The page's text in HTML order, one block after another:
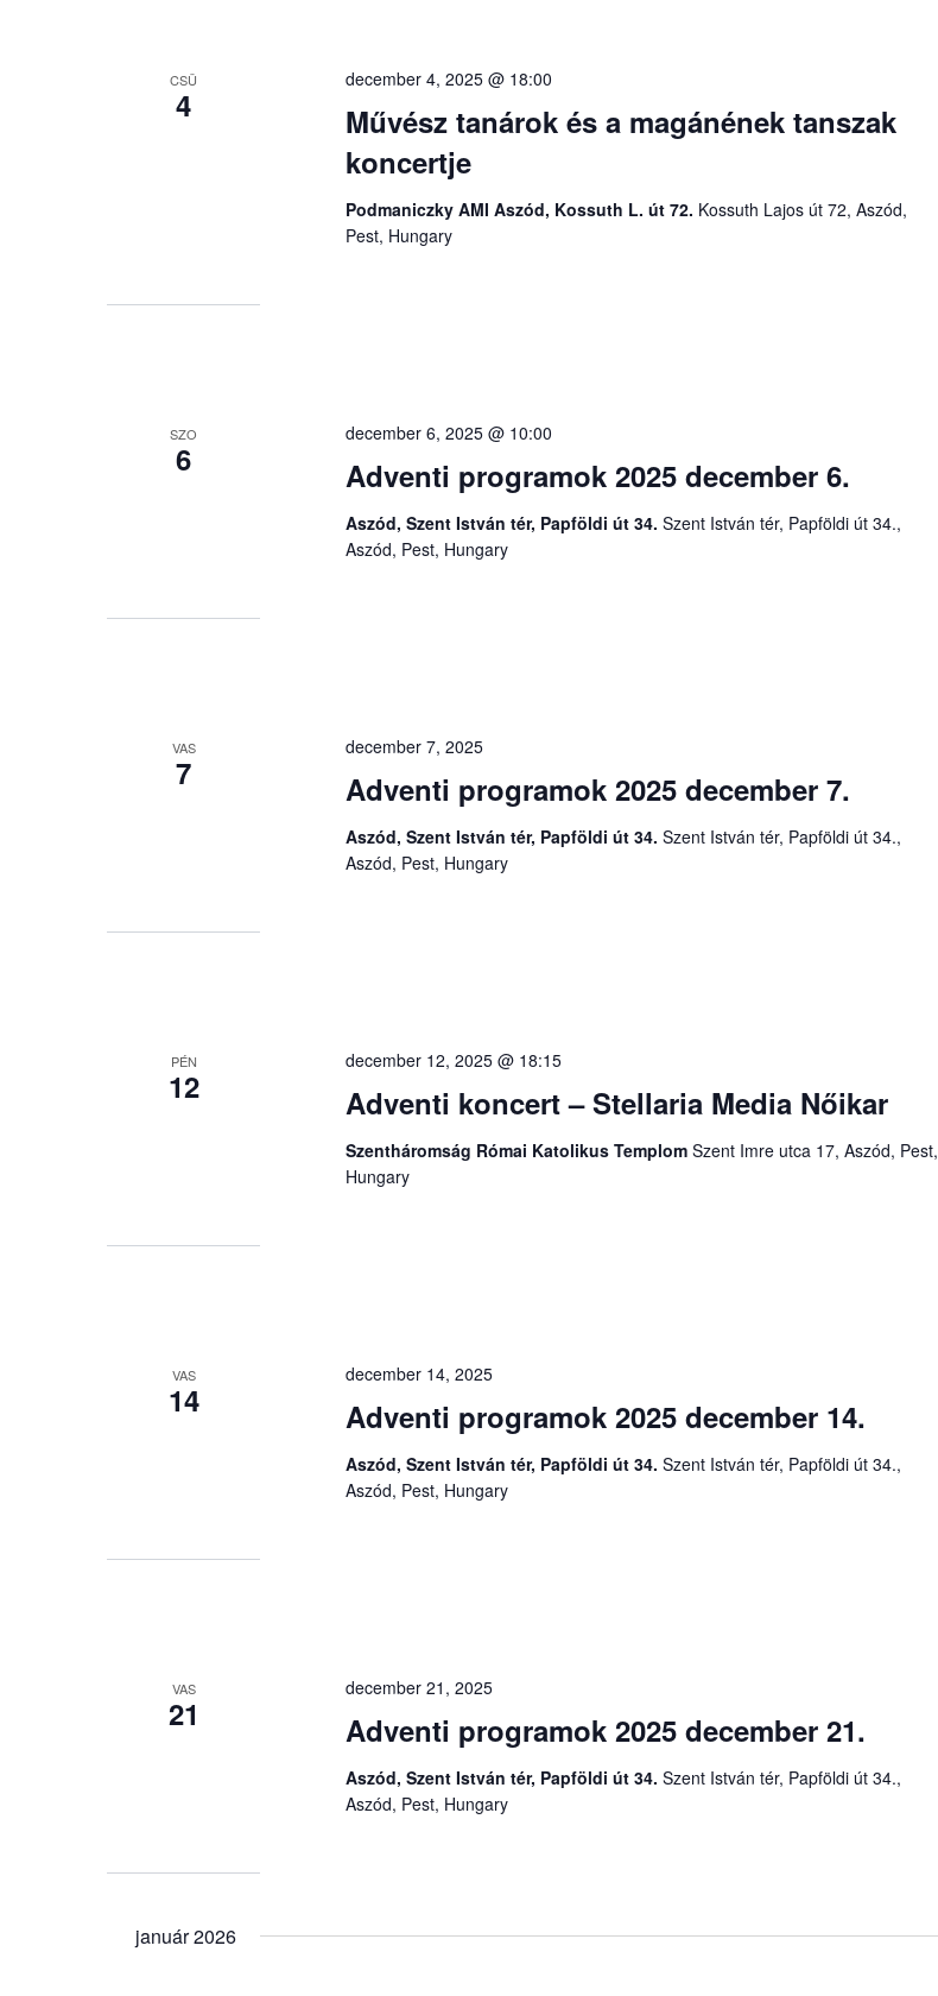
CSÜ
4
Művész tanárok és a magánének tanszak
koncertje
december 4, 2025 @ 18:00
Podmaniczky AMI Aszód, Kossuth L. út 72. Kossuth Lajos út 72, Aszód,
Pest, Hungary
SZO
6 Adventi programok 2025 december 6.
december 6, 2025 @ 10:00
Aszód, Szent István tér, Papföldi út 34.Szent István tér, Papföldi út 34.,
Aszód, Pest, Hungary
VAS
7 Adventi programok 2025 december 7.
december 7, 2025
Aszód, Szent István tér, Papföldi út 34.Szent István tér, Papföldi út 34.,
Aszód, Pest, Hungary
PÉN
12 Adventi koncert – Stellaria Media Nőikar
december 12, 2025 @ 18:15
Szentháromság Római Katolikus TemplomSzent Imre utca 17, Aszód, Pest,
Hungary
VAS
14 Adventi programok 2025 december 14.
december 14, 2025
Aszód, Szent István tér, Papföldi út 34.Szent István tér, Papföldi út 34.,
Aszód, Pest, Hungary
VAS
21 Adventi programok 2025 december 21.
december 21, 2025
Aszód, Szent István tér, Papföldi út 34.Szent István tér, Papföldi út 34.,
Aszód, Pest, Hungary
január 2026